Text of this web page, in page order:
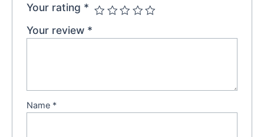
Your rating *
Your review *
Name *